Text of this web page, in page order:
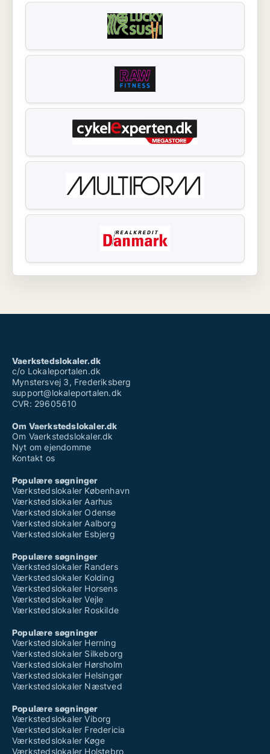
Vaerkstedslokaler.dk
c/o Lokaleportalen.dk
Mynstersvej 3, Frederiksberg
support@lokaleportalen.dk
CVR: 29605610
Om Vaerkstedslokaler.dk
Om Vaerkstedslokaler.dk
Nyt om ejendomme
Kontakt os
Populære søgninger
Værkstedslokaler København
Værkstedslokaler Aarhus
Værkstedslokaler Odense
Værkstedslokaler Aalborg
Værkstedslokaler Esbjerg
Populære søgninger
Værkstedslokaler Randers
Værkstedslokaler Kolding
Værkstedslokaler Horsens
Værkstedslokaler Vejle
Værkstedslokaler Roskilde
Populære søgninger
Værkstedslokaler Herning
Værkstedslokaler Silkeborg
Værkstedslokaler Hørsholm
Værkstedslokaler Helsingør
Værkstedslokaler Næstved
Populære søgninger
Værkstedslokaler Viborg
Værkstedslokaler Fredericia
Værkstedslokaler Køge
Værkstedslokaler Holstebro